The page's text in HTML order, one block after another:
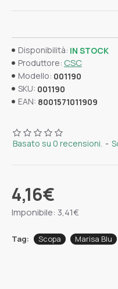
Disponibilità: IN STOCK
Produttore: CSC
Modello: 001190
SKU: 001190
EAN: 8001571011909
Basato su 0 recensioni. -
4,16€
Imponibile: 3,41€
Tag: Scopa Marisa Blu